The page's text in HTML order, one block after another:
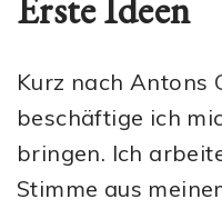
Kurz nach Antons
beschäftige ich
bringen. Ich
Stimme aus